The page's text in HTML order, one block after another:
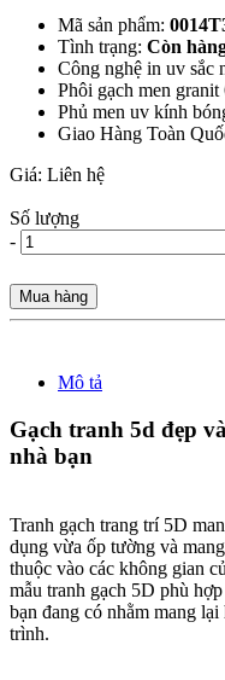
Mã sản phẩm:
Tình trạng: Còn
Công nghệ in uv sắc
Phôi gạch men
Phủ men uv kính
Giao Hàng Toàn
Giá: Liên hệ
Số lượng
-
Mua hàng
Mô tả
Gạch tranh 5d đẹp
nhà bạn
Tranh gạch trang trí 5D
dụng vừa ốp tường và
thuộc vào các không gian
mẫu tranh gạch 5D phù
bạn đang có nhằm mang
trình.